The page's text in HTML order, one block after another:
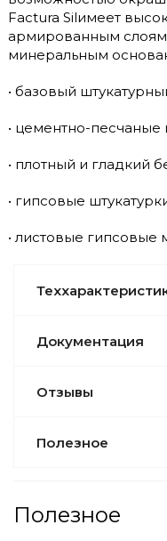
Factura Silимеет
армированным
минеральным
• базовый
• цементно-песчаные
• плотный и гладкий
• гипсовые
• листовые гипсовые
Документация
Отзывы
Полезное
Полезное